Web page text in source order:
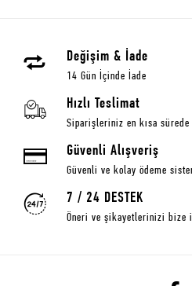
Değişim & İade
14 Gün İçinde İade
Hızlı Teslimat
Siparişleriniz en kısa sürede
Güvenli Alışveriş
Güvenli ve kolay ödeme
7 / 24 DESTEK
Öneri ve şikayetlerinizi